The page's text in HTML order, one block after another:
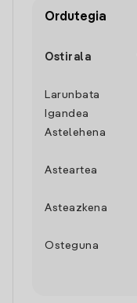
Ordutegia
Ostirala
Larunbata
Igandea
Astelehena
Asteartea
Asteazkena
Osteguna